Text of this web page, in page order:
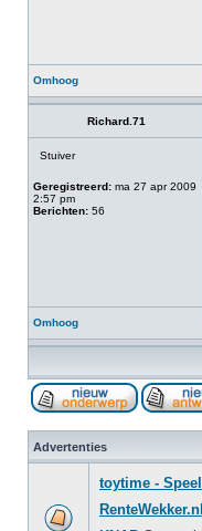
Omhoog
Richard.71
Stuiver
Geregistreerd: ma 27 apr 2009
2:57 pm
Berichten: 56
Omhoog
Advertenties